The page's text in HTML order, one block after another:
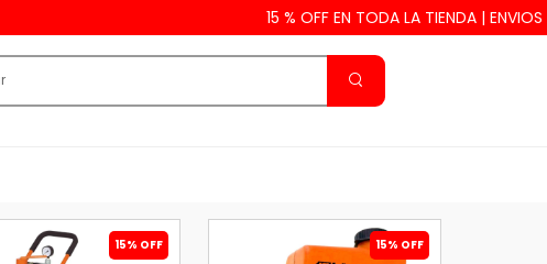
15 % OFF EN TODA LA TIENDA | ENVIOS A
15% OFF 15% OFF